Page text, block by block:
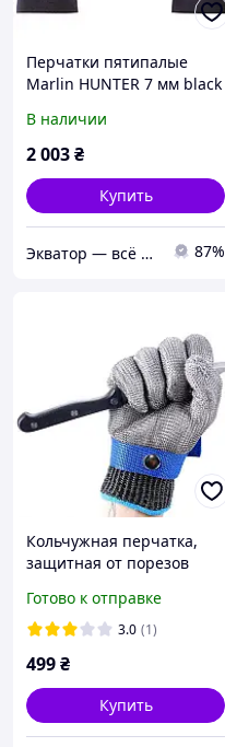
Перчатки пятипалые
Marlin HUNTER 7 мм black
В наличии
2 003₴
Купить
Экватор — всё для рыбалки, туризма и активного отдыха 87%
Кольчужная перчатка,
защитная от порезов
glove Пятипалые
Готово к отправке
3.0 (1)
499₴
Купить